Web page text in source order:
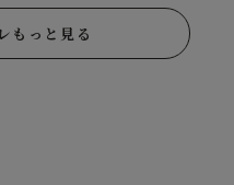
もっと見る